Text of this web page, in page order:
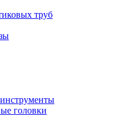
труб
головки